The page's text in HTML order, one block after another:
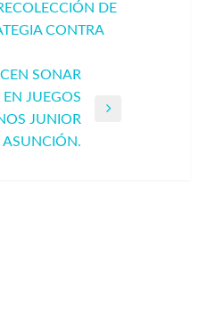
DE
CONTRA
SONAR
JUEGOS
JUNIOR
ASUNCIÓN.